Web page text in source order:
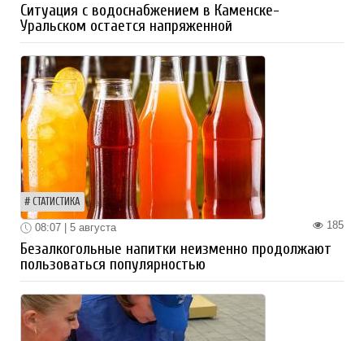
Ситуация с водоснабжением в Каменске-
Уральском остается напряженной
СТАТИСТИКА
185
08:07 | 5 августа
Безалкогольные напитки неизменно продолжают
пользоваться популярностью